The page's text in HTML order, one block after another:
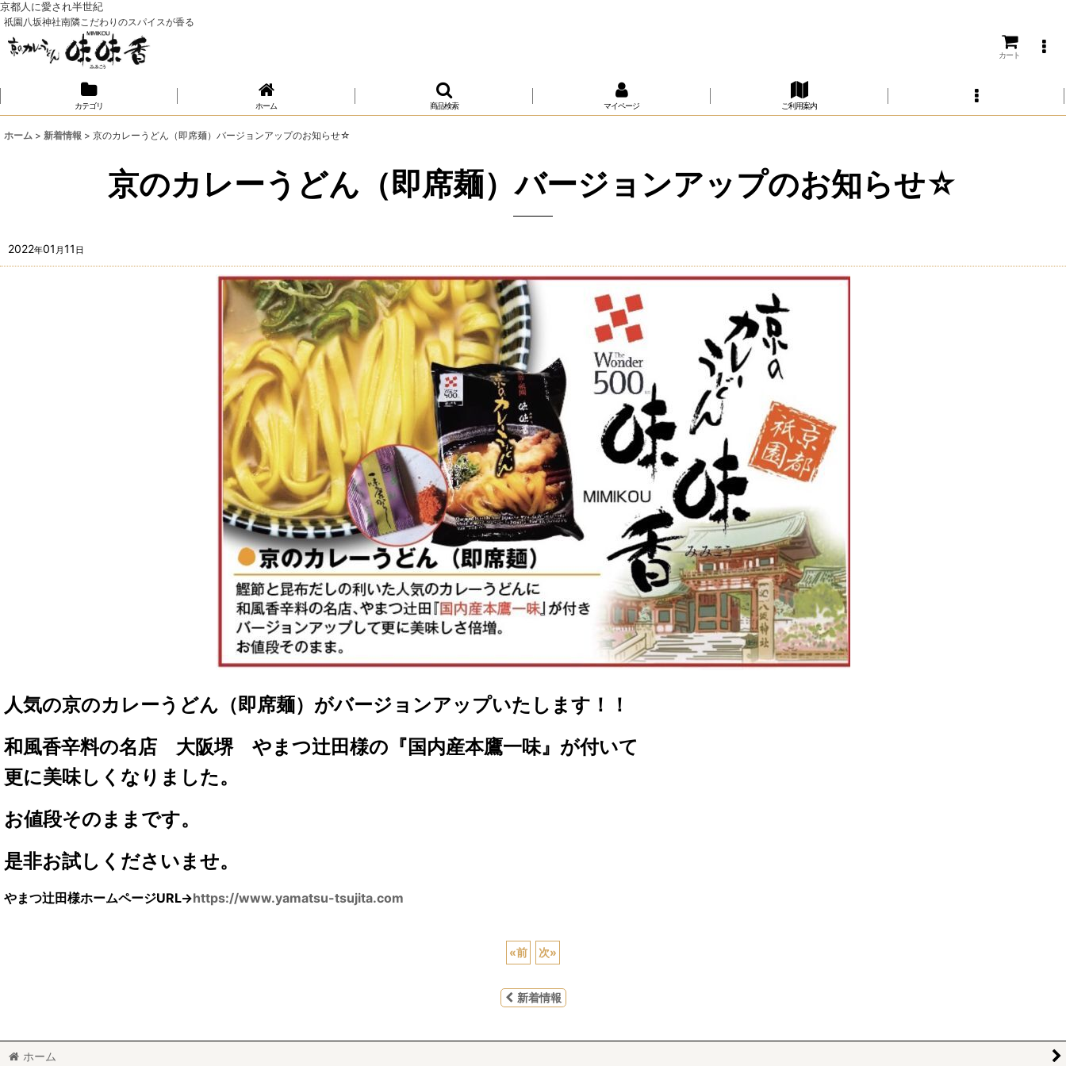
京都人に愛され半世紀
祇園八坂神社南隣こだわりのスパイスが香る
カート
カテゴリ ホーム 商品検索 マイページ ご利用案内
ホーム > 新着情報 > 京のカレーうどん（即席麺）バージョンアップのお知らせ☆
京のカレーうどん（即席麺）バージョンアップのお知らせ☆
2022年01 月11 日
人気の京のカレーうどん（即席麺）がバージョンアップいたします！！
和風香辛料の名店 大阪堺 やまつ辻田様の『国内産本鷹一味』が付いて
更に美味しくなりました。
お値段そのままです。
是非お試しくださいませ。
やまつ辻田様ホームページURL→https://www.yamatsu-tsujita.com
«前 次»
新着情報
ホーム